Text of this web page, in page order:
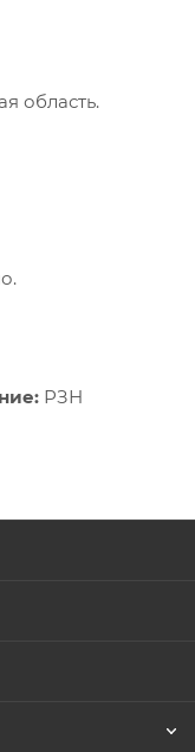
область.
РЗН